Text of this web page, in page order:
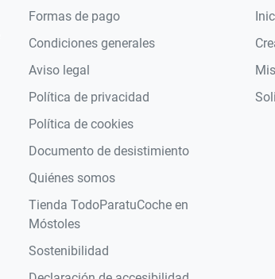
Formas de pago
Condiciones generales
Aviso legal
Política de privacidad
Política de cookies
Documento de desistimiento
Quiénes somos
Tienda TodoParatuCoche en
Móstoles
Sostenibilidad